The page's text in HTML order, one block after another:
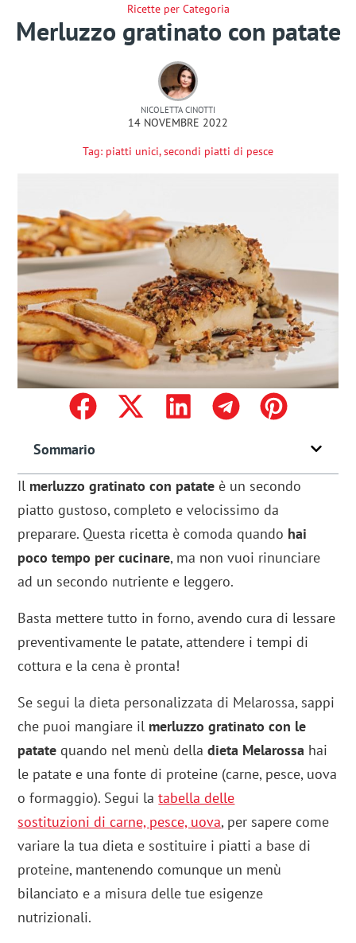
Ricette per Categoria
Merluzzo gratinato con patate
NICOLETTA CINOTTI
14 NOVEMBRE 2022
Tag: piatti unici,secondi piatti di pesce
Sommario
Il merluzzo gratinato con patate è un secondo
piatto gustoso, completo e velocissimo da
preparare. Questa ricetta è comoda quando hai
poco tempo per cucinare, ma non vuoi rinunciare
ad un secondo nutriente e leggero.
Basta mettere tutto in forno, avendo cura di lessare
preventivamente le patate, attendere i tempi di
cottura e la cena è pronta!
Se segui la dieta personalizzata di Melarossa, sappi
che puoi mangiare il merluzzo gratinato con le
patate quando nel menù della dieta Melarossa hai
le patate e una fonte di proteine (carne, pesce, uova
o formaggio). Segui latabella delle
sostituzioni di carne, pesce, uova, per sapere come
variare la tua dieta e sostituire i piatti a base di
proteine, mantenendo comunque un menù
bilanciato e a misura delle tue esigenze
nutrizionali.